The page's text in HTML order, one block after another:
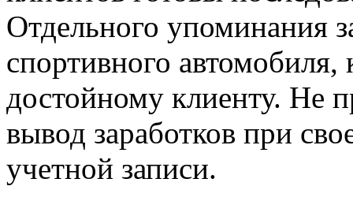
Отдельного упоминания
спортивного автомобиля,
достойному клиенту. Не
вывод заработков при
учетной записи.